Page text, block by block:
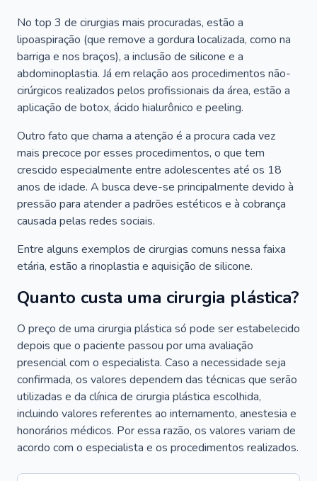
No top 3 de cirurgias mais procuradas, estão a
lipoaspiração (que remove a gordura localizada, como na
barriga e nos braços), a inclusão de silicone e a
abdominoplastia. Já em relação aos procedimentos não-
cirúrgicos realizados pelos profissionais da área, estão a
aplicação de botox, ácido hialurônico e peeling.
Outro fato que chama a atenção é a procura cada vez
mais precoce por esses procedimentos, o que tem
crescido especialmente entre adolescentes até os 18
anos de idade. A busca deve-se principalmente devido à
pressão para atender a padrões estéticos e à cobrança
causada pelas redes sociais.
Entre alguns exemplos de cirurgias comuns nessa faixa
etária, estão a rinoplastia e aquisição de silicone.
Quanto custa uma cirurgia plástica?
O preço de uma cirurgia plástica só pode ser estabelecido
depois que o paciente passou por uma avaliação
presencial com o especialista. Caso a necessidade seja
confirmada, os valores dependem das técnicas que serão
utilizadas e da clínica de cirurgia plástica escolhida,
incluindo valores referentes ao internamento, anestesia e
honorários médicos. Por essa razão, os valores variam de
acordo com o especialista e os procedimentos realizados.